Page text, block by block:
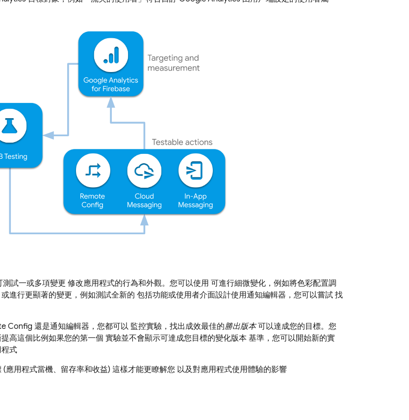
測試一或多項變更 修改應用程式的行為和外觀。您可以使用 可進行細微變化，例如將色彩配置調
或進行更顯著的變更，例如測試全新的 包括功能或使用者介面設計使用通知編輯器，您可以嘗試 找
Config 還是通知編輯器，您都可以 監控實驗，找出成效最佳的勝出版本可以達成您的目標。您
提高這個比例如果您的第一個 實驗並不會顯示可達成您目標的變化版本 基準，您可以開始新的實
程式
(應用程式當機、留存率和收益) 這樣才能更瞭解您 以及對應用程式使用體驗的影響